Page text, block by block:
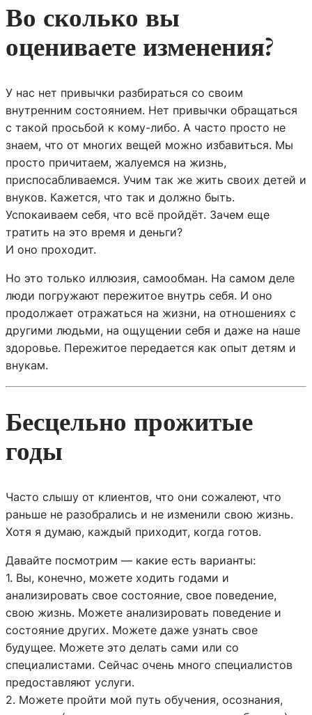
Во сколько вы
оцениваете изменения?
У нас нет привычки разбираться со своим
внутренним состоянием. Нет привычки обращаться
с такой просьбой к кому-либо. А часто просто не
знаем, что от многих вещей можно избавиться. Мы
просто причитаем, жалуемся на жизнь,
приспосабливаемся. Учим так же жить своих детей и
внуков. Кажется, что так и должно быть.
Успокаиваем себя, что всё пройдёт. Зачем еще
тратить на это время и деньги?
И оно проходит.
Но это только иллюзия, самообман. На самом деле
люди погружают пережитое внутрь себя. И оно
продолжает отражаться на жизни, на отношениях с
другими людьми, на ощущении себя и даже на наше
здоровье. Пережитое передается как опыт детям и
внукам.
Бесцельно прожитые
годы
Часто слышу от клиентов, что они сожалеют, что
раньше не разобрались и не изменили свою жизнь.
Хотя я думаю, каждый приходит, когда готов.
Давайте посмотрим — какие есть варианты:
1. Вы, конечно, можете ходить годами и
анализировать свое состояние, свое поведение,
свою жизнь. Можете анализировать поведение и
состояние других. Можете даже узнать свое
будущее. Можете это делать сами или со
специалистами. Сейчас очень много специалистов
предоставляют услуги.
2. Можете пройти мой путь обучения, осознания,